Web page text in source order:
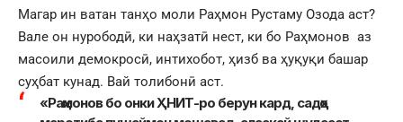
Магар ин ватан танҳо моли Раҳмон Рустаму Озода аст?
Вале он нурободӣ, ки наҳзатӣ нест, ки бо Раҳмонов аз
масоили демокросӣ, интихобот, ҳизб ва ҳуқуқи башар
суҳбат кунад. Вай толибонӣ аст.
«Раҳмонов бо онки ҲНИТ-ро берун кард, садҳо